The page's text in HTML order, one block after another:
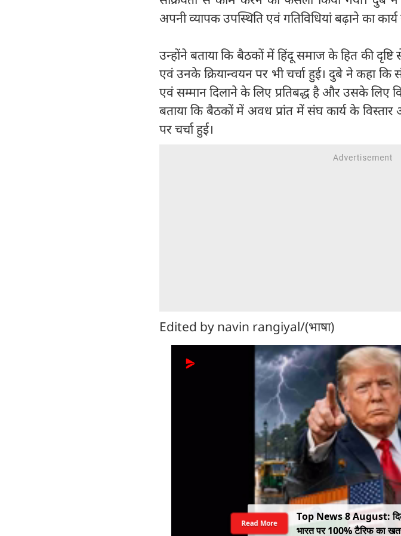
अपनी व्यापक उपस्थिति एवं गतिविधियां बढ़ाने का
उन्होंने बताया कि बैठकों में हिंदू समाज के हित की
एवं उनके क्रियान्वयन पर भी चर्चा हुई। दुबे ने कहा
एवं सम्मान दिलाने के लिए प्रतिबद्ध है और उसके लिए
बताया कि बैठकों में अवध प्रांत में संघ कार्य के
पर चर्चा हुई।
Edited by navin rangiyal/(भाषा)
Top News 8 August:
भारत पर 100% टैरिफ का
Read More